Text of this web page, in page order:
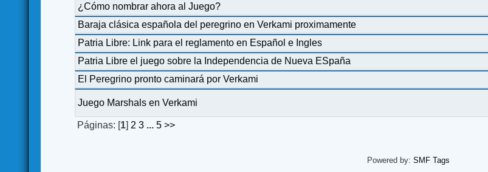
¿Cómo nombrar ahora al Juego?
Baraja clásica española del peregrino en Verkami proximamente
Patria Libre: Link para el reglamento en Español e Ingles
Patria Libre el juego sobre la Independencia de Nueva ESpaña
El Peregrino pronto caminará por Verkami
Juego Marshals en Verkami
Páginas: [1] 2 3 ...5 >>
Powered by: SMF Tags